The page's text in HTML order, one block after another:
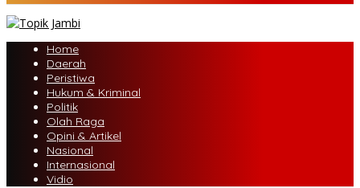
Home
Daerah
Peristiwa
Hukum & Kriminal
Politik
Olah Raga
Opini & Artikel
Nasional
Internasional
Vidio